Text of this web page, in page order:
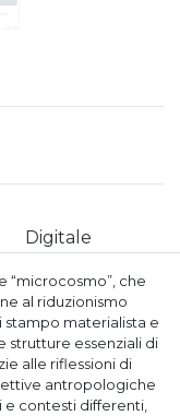
Digitale
“microcosmo”, che
al riduzionismo
materialista e
strutture essenziali di
alle riflessioni di
antropologiche
contesti differenti,